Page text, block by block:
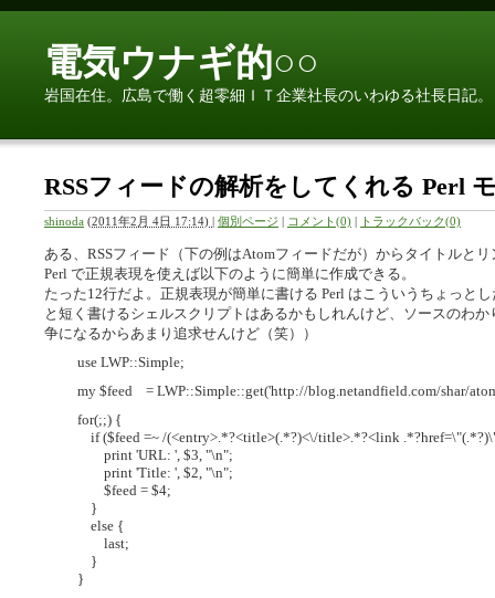
電気ウナギ的○○
岩国在住。広島で働く超零細ＩＴ企業社長のいわゆる社長日記。
RSSフィードの解析をしてくれる Perl
shinoda (2011年2月 4日 17:14) | 個別ページ | コメント(0) | トラックバック(0)
ある、RSSフィード（下の例はAtomフィードだが）からタイトルと
Perl で正規表現を使えば以下のように簡単に作成できる。
たった12行だよ。正規表現が簡単に書ける Perl はこういうちょっと
と短く書けるシェルスクリプトはあるかもしれんけど、ソースのわ
争になるからあまり追求せんけど（笑））
use LWP::Simple;
my $feed = LWP::Simple::get('http://blog.netandfield.com/shar/
for(;;) {
if ($feed =~ /(<entry>.*?<title>(.*?)<\/title>.*?<link
print 'URL: ', $3, "\n";
print 'Title: ', $2, "\n";
$feed = $4;
}
else {
last;
}
}